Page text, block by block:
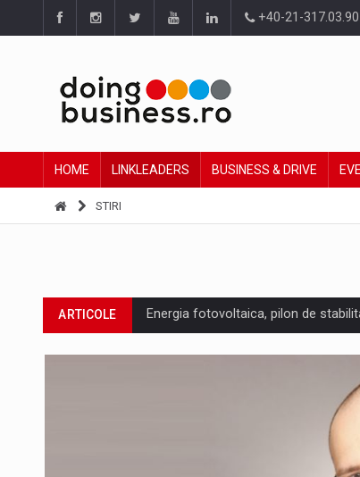
+40-21-317.03.90
HOME LINKLEADERS BUSINESS & DRIVE
STIRI
ARTICOLE Energia fotovoltaica, pilon de
ARTICOLE Cum invatam sa spunem nu intr-o
Ingredient Spotlight: What SKU
Producatorii si comerciantii care